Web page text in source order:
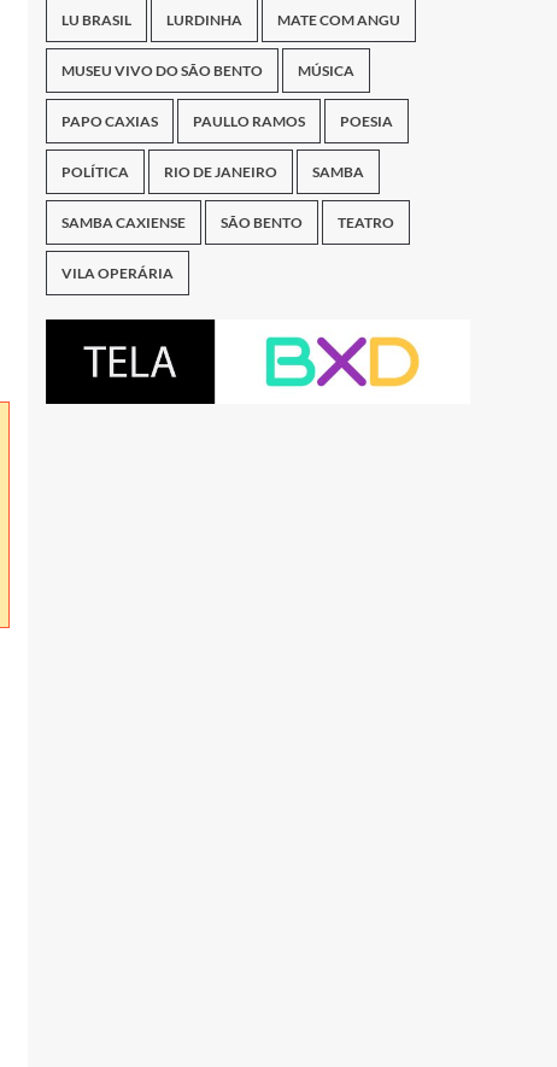
LU BRASIL LURDINHA MATE COM ANGU
MUSEU VIVO DO SÃO BENTO MÚSICA
PAPO CAXIAS PAULLO RAMOS POESIA
POLÍTICA RIO DE JANEIRO SAMBA
SAMBA CAXIENSE SÃO BENTO TEATRO
VILA OPERÁRIA